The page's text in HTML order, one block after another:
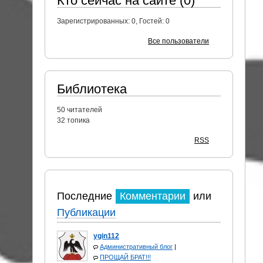
Зарегистрированных: 0, Гостей: 0
Все пользователи
Библиотека
50 читателей
32 топика
RSS
Последние Комментарии
или
Публикации
ygin112
Административный блог |
ПРОЩАЙ БРАТ!!!